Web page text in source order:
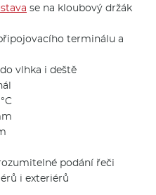
se na kloubový držák
terminálu a
vlhka i deště
podání řeči
i exteriérů